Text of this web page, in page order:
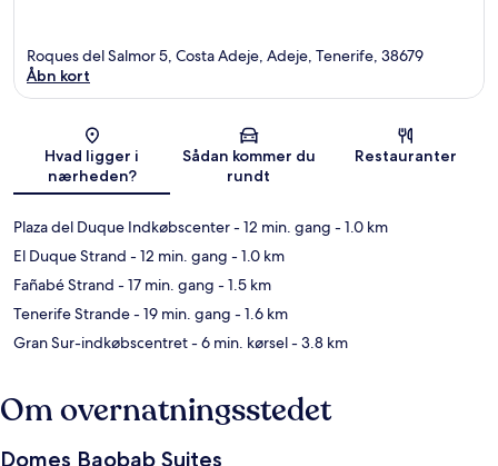
Kort
Roques del Salmor 5, Costa Adeje, Adeje, Tenerife, 38679
Åbn kort
Hvad ligger i
nærheden?
Sådan kommer du
rundt
Restauranter
Plaza del Duque Indkøbscenter- 12 min. gang - 1.0 km
El Duque Strand - 12 min. gang - 1.0 km
Fañabé Strand - 17 min. gang - 1.5 km
Tenerife Strande- 19 min. gang - 1.6 km
Gran Sur-indkøbscentret- 6 min. kørsel- 3.8 km
Om overnatningsstedet
Domes Baobab Suites